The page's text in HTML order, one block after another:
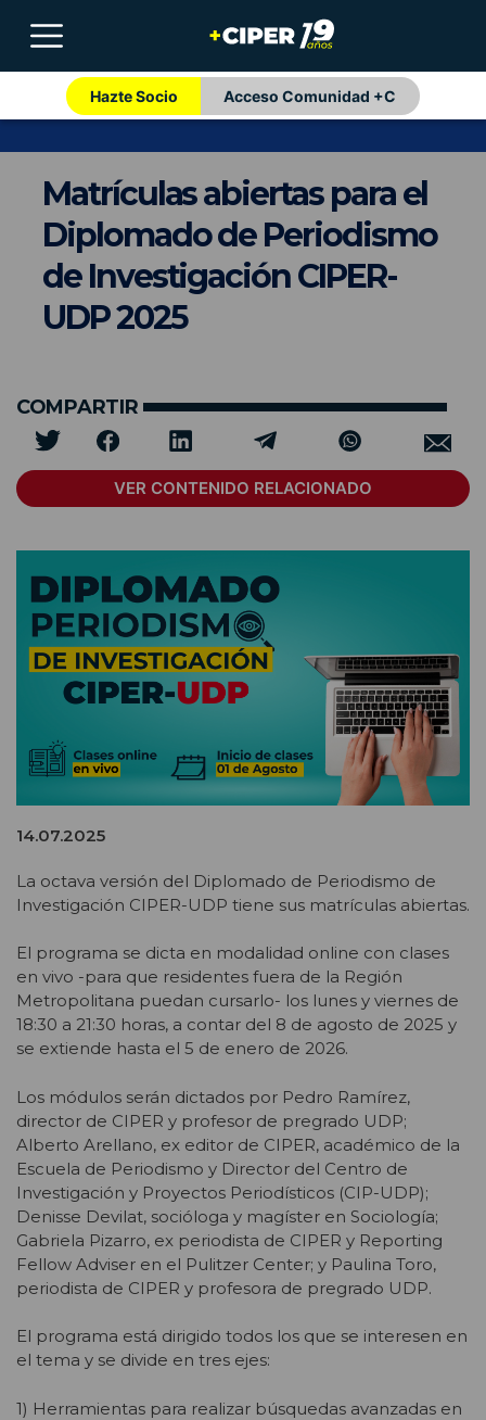
Hazte Socio Acceso Comunidad +C
Matrículas abiertas para el
Diplomado de Periodismo
de Investigación CIPER-
UDP 2025
COMPARTIR
VER CONTENIDO RELACIONADO
14.07.2025
La octava versión del Diplomado de Periodismo de
Investigación CIPER-UDP tiene sus matrículas abiertas.
El programa se dicta en modalidad online con clases
en vivo -para que residentes fuera de la Región
Metropolitana puedan cursarlo- los lunes y viernes de
18:30 a 21:30 horas, a contar del 8 de agosto de 2025 y
se extiende hasta el 5 de enero de 2026.
Los módulos serán dictados por Pedro Ramírez,
director de CIPER y profesor de pregrado UDP;
Alberto Arellano, ex editor de CIPER, académico de la
Escuela de Periodismo y Director del Centro de
Investigación y Proyectos Periodísticos (CIP-UDP);
Denisse Devilat, socióloga y magíster en Sociología;
Gabriela Pizarro, ex periodista de CIPER y Reporting
Fellow Adviser en el Pulitzer Center; y Paulina Toro,
periodista de CIPER y profesora de pregrado UDP.
El programa está dirigido todos los que se interesen en
el tema y se divide en tres ejes:
1) Herramientas para realizar búsquedas avanzadas en